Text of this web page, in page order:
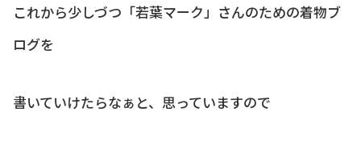
これから少しづつ「若葉マーク」さんのための着物ブ
ログを
書いていけたらなぁと、思っていますので